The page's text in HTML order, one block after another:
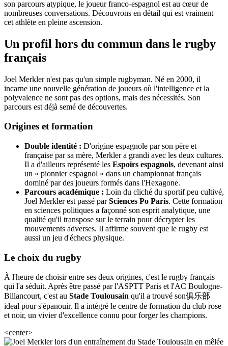
son parcours atypique, le joueur franco-espagnol est au cœur de
nombreuses conversations. Découvrons en détail qui est vraiment
cet athlète en pleine ascension.
Un profil hors du commun dans le rugby
français
Joel Merkler n'est pas qu'un simple rugbyman. Né en 2000, il
incarne une nouvelle génération de joueurs où l'intelligence et la
polyvalence ne sont pas des options, mais des nécessités. Son
parcours est déjà semé de découvertes.
Origines et formation
Double identité : D'origine espagnole par son père et
française par sa mère, Merkler a grandi avec les deux cultures.
Il a d'ailleurs représenté les Espoirs espagnols, devenant ainsi
un « pionnier espagnol » dans un championnat français
dominé par des joueurs formés dans l'Hexagone.
Parcours académique : Loin du cliché du sportif peu cultivé,
Joel Merkler est passé parSciences Po Paris. Cette formation
en sciences politiques a façonné son esprit analytique, une
qualité qu'il transpose sur le terrain pour décrypter les
mouvements adverses. Il affirme souvent que le rugby est
aussi un jeu d'échecs physique.
Le choix du rugby
À l'heure de choisir entre ses deux origines, c'est le rugby français
qui l'a séduit. Après être passé par l'ASPTT Paris et l'AC Boulogne-
Billancourt, c'est au Stade Toulousain qu'il a trouvé son俱乐部
ideal pour s'épanouir. Il a intégré le centre de formation du club rose
et noir, un vivier d'excellence connu pour forger les champions.
<center>